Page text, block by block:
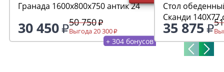
Гранада 1600х800х750 антик 24
30 450 50 750
Выгода 20 300
+ 304 бонусов
Стол
Сканди 140Х77
серый 7046/
35 875